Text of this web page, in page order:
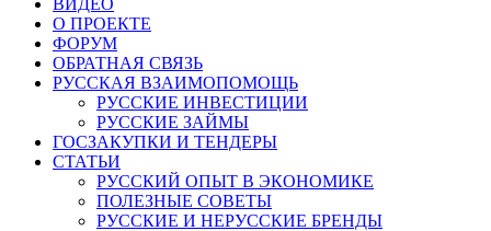
О ПРОЕКТЕ
ФОРУМ
ОБРАТНАЯ СВЯЗЬ
РУССКАЯ ВЗАИМОПОМОЩЬ
РУССКИЕ ИНВЕСТИЦИИ
РУССКИЕ ЗАЙМЫ
ГОСЗАКУПКИ И ТЕНДЕРЫ
СТАТЬИ
РУССКИЙ ОПЫТ В ЭКОНОМИКЕ
ПОЛЕЗНЫЕ СОВЕТЫ
РУССКИЕ И НЕРУССКИЕ БРЕНДЫ